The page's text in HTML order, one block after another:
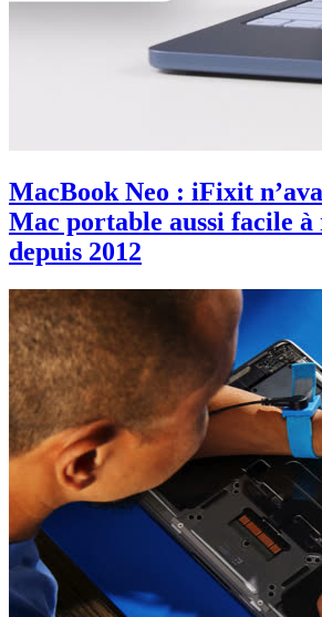
MacBook Neo : iFixit
Mac portable aussi facile
depuis 2012